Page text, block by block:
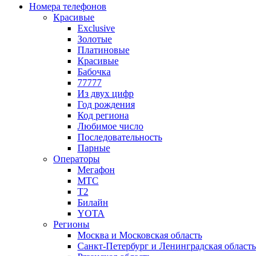
Номера телефонов
Красивые
Exclusive
Золотые
Платиновые
Красивые
Бабочка
77777
Из двух цифр
Год рождения
Код региона
Любимое число
Последовательность
Парные
Операторы
Мегафон
МТС
Т2
Билайн
YOTA
Регионы
Москва и Московская область
Санкт-Петербург и Ленинградская область